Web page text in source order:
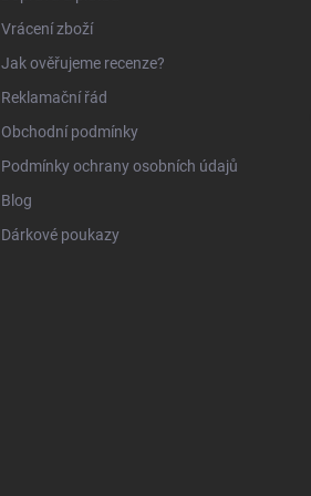
Vrácení zboží
Jak ověřujeme recenze?
Reklamační řád
Obchodní podmínky
Podmínky ochrany osobních údajů
Blog
Dárkové poukazy